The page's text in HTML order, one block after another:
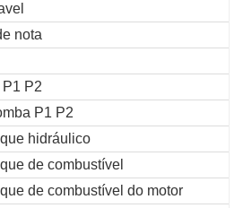
nota
P2
P1 P2
hidráulico
de combustível
de combustível do motor